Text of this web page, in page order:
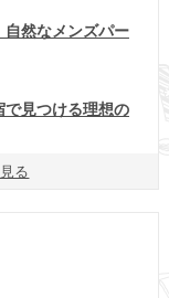
然なメンズパー
で見つける理想の
る